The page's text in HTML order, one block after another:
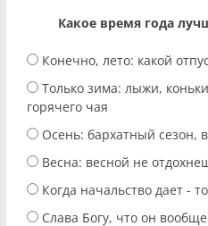
Какое время года
Конечно, лето: какой
Только зима: лыжи,
горячего чая
Осень: бархатный сезон,
Весна: весной не
Когда начальство дает -
Слава Богу, что он